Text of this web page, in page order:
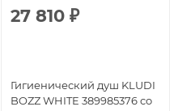
27 810 ₽
Гигиенический душ KLUDI
BOZZ WHITE 389985376 со